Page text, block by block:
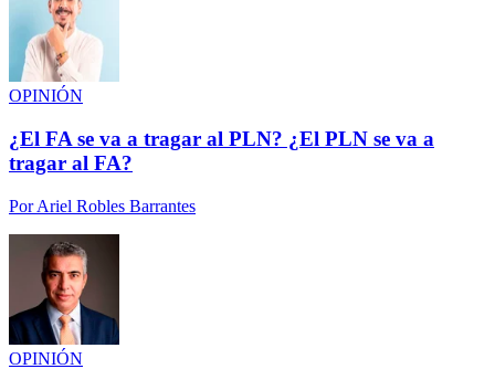
OPINIÓN
¿El FA se va a tragar al PLN? ¿El PLN se va a
tragar al FA?
PorAriel Robles Barrantes
OPINIÓN